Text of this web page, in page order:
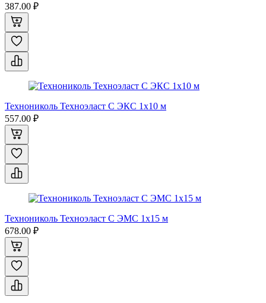
387.00 ₽
Технониколь Техноэласт С ЭКС 1x10 м
557.00 ₽
Технониколь Техноэласт С ЭМС 1x15 м
678.00 ₽